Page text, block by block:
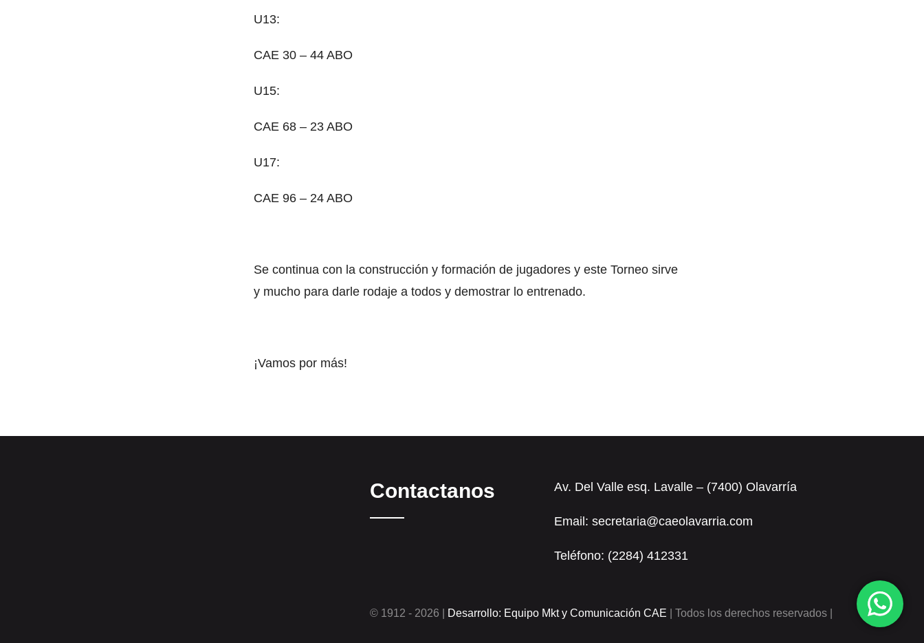
U13:
CAE 30 – 44 ABO
U15:
CAE 68 – 23 ABO
U17:
CAE 96 – 24 ABO
Se continua con la construcción y formación de jugadores y este Torneo sirve
y mucho para darle rodaje a todos y demostrar lo entrenado.
¡Vamos por más!
Contactanos Av. Del Valle esq. Lavalle – (7400) Olavarría
Email: secretaria@caeolavarria.com
Teléfono: (2284) 412331
© 1912 - 2026 | Desarrollo: Equipo Mkt y Comunicación CAE | Todos los derechos reservados |